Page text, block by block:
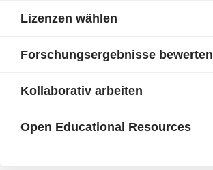
Lizenzen wählen
Forschungsergebnisse bewerten
Kollaborativ arbeiten
Open Educational Resources